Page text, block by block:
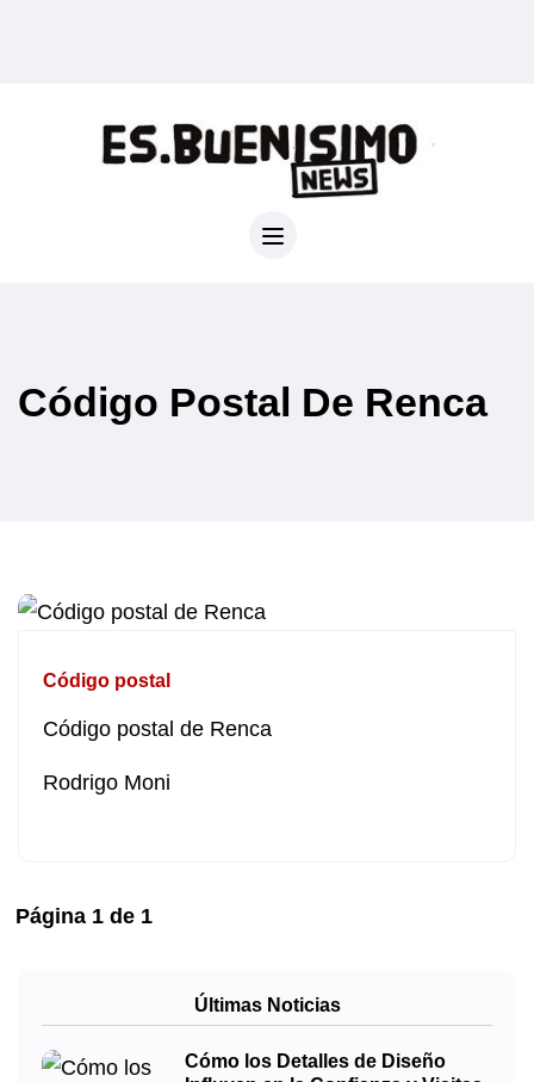
Código Postal De Renca
Código postal
Código postal de Renca
Rodrigo Moni
Página 1 de 1
Últimas Noticias
Cómo los Detalles de Diseño